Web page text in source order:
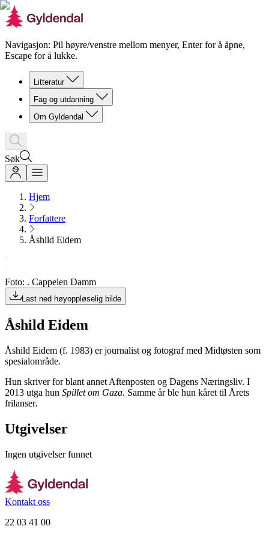
Navigasjon: Pil høyre/venstre mellom menyer, Enter for å åpne,
Escape for å lukke.
Litteratur
Fag og utdanning
Om Gyldendal
Søk
Hjem
Forfattere
Åshild Eidem
Foto: . Cappelen Damm
Last ned høyoppløselig bilde
Åshild Eidem
Åshild Eidem (f. 1983) er journalist og fotograf med Midtøsten som
spesialområde.
Hun skriver for blant annet Aftenposten og Dagens Næringsliv. I
2013 utga hun Spillet om Gaza. Samme år ble hun kåret til Årets
frilanser.
Utgivelser
Ingen utgivelser funnet
Kontakt oss
22 03 41 00